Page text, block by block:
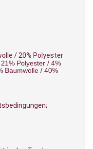
/ 20% Polyester
Polyester / 4%
Baumwolle / 40%